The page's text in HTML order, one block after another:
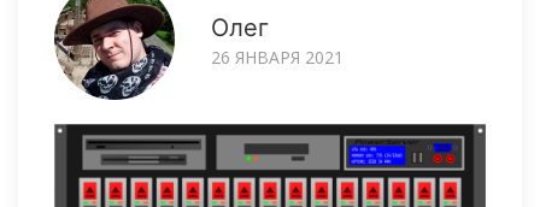
Олег
26 ЯНВАРЯ 2021